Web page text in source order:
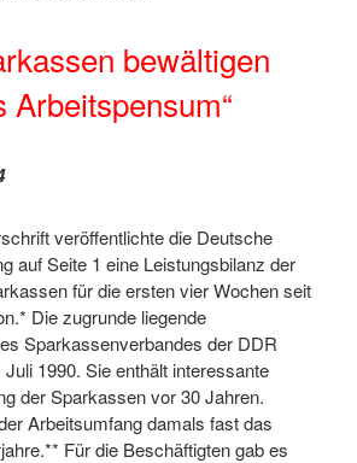
bewältigen
Arbeitspensum“
veröffentlichte die Deutsche
auf Seite 1 eine Leistungsbilanz der
für die ersten vier Wochen seit
Die zugrunde liegende
Sparkassenverbandes der DDR
1990. Sie enthält interessante
der Sparkassen vor 30 Jahren.
Arbeitsumfang damals fast das
Für die Beschäftigten gab es